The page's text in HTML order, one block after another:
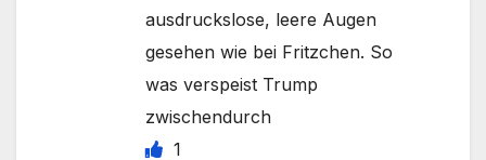
ausdruckslose, leere Augen
gesehen wie bei Fritzchen. So
was verspeist Trump
zwischendurch
1